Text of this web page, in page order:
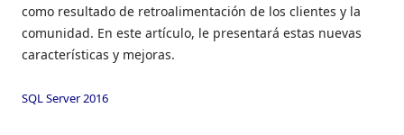
como resultado de retroalimentación de los clientes y la
comunidad. En este artículo, le presentará estas nuevas
características y mejoras.
SQL Server 2016